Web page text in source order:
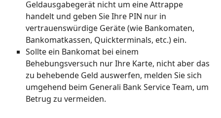
Geldausgabegerät nicht um eine Attrappe
handelt und geben Sie Ihre PIN nur in
vertrauenswürdige Geräte (wie Bankomaten,
Bankomatkassen, Quickterminals, etc.) ein.
Sollte ein Bankomat bei einem
Behebungsversuch nur Ihre Karte, nicht aber das
zu behebende Geld auswerfen, melden Sie sich
umgehend beim Generali Bank Service Team, um
Betrug zu vermeiden.